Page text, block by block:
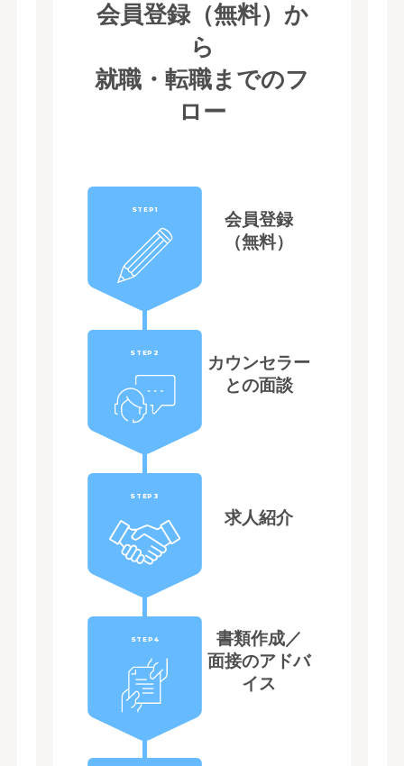
会員登録（無料）か
ら
就職・転職までのフ
ロー
STEP1
会員登録
（無料）
STEP2
カウンセラー
との面談
STEP3
求人紹介
STEP4
書類作成／
面接のアドバ
イス